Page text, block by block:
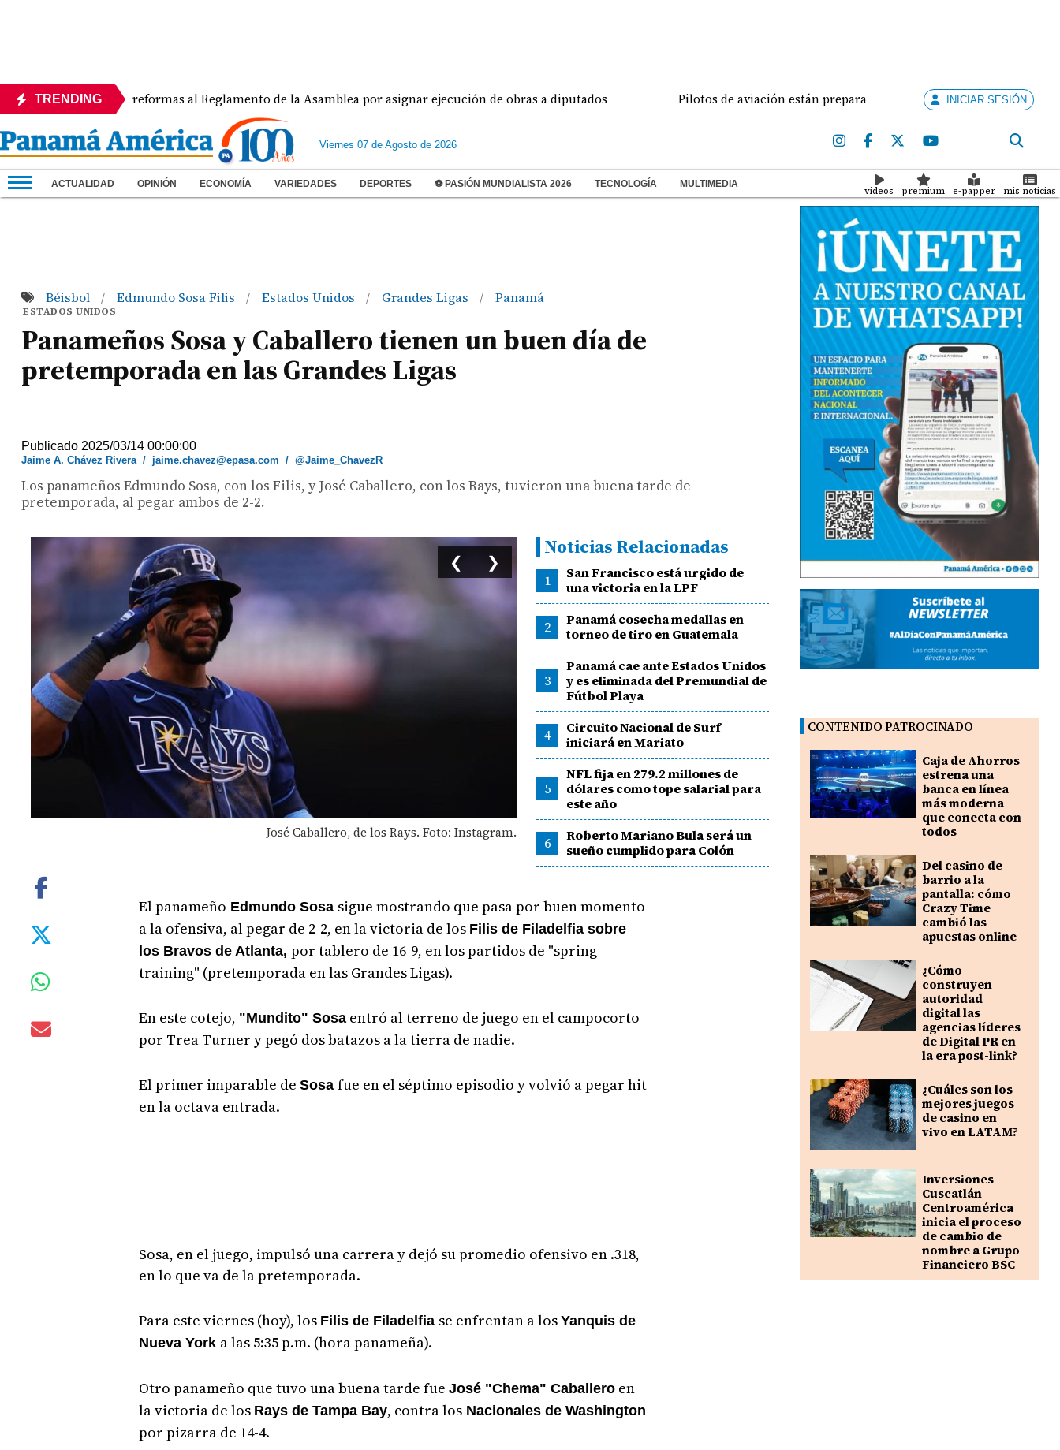
TRENDING
APEDE rechaza reformas al Reglamento de la Asamblea por asignar ejecución de obras a diputados Pilotos de aviación están preparados para ejercer la docenciaINICIAR SESIÓN
Viernes 07 de Agosto de 2026
ACTUALIDAD OPINIÓN ECONOMÍA VARIEDADES DEPORTES ⚽ PASIÓN MUNDIALISTA 2026 TECNOLOGÍA MULTIMEDIA
videos premium e-papper mis noticias
Béisbol / Edmundo Sosa Filis / Estados Unidos / Grandes Ligas / Panamá
ESTADOS UNIDOS
Panameños Sosa y Caballero tienen un buen día de
pretemporada en las Grandes Ligas
Publicado 2025/03/14 00:00:00
Jaime A. Chávez Rivera/ jaime.chavez@epasa.com /@Jaime_ChavezR
Los panameños Edmundo Sosa, con los Filis, y José Caballero, con los Rays, tuvieron una buena tarde de
pretemporada, al pegar ambos de 2-2.
José Caballero, de los Rays. Foto: Instagram.
❮ ❯
Noticias Relacionadas
1
San Francisco está urgido de
una victoria en la LPF
2
Panamá cosecha medallas en
torneo de tiro en Guatemala
3
Panamá cae ante Estados Unidos
y es eliminada del Premundial de
Fútbol Playa
4
Circuito Nacional de Surf
iniciará en Mariato
5
NFL fija en 279.2 millones de
dólares como tope salarial para
este año
6
Roberto Mariano Bula será un
sueño cumplido para Colón
El panameño Edmundo Sosa sigue mostrando que pasa por buen momento
a la ofensiva, al pegar de 2-2, en la victoria de los Filis de Filadelfia sobre
los Bravos de Atlanta, por tablero de 16-9, en los partidos de "spring
training" (pretemporada en las Grandes Ligas).
En este cotejo, "Mundito" Sosaentró al terreno de juego en el campocorto
por Trea Turner y pegó dos batazos a la tierra de nadie.
El primer imparable de Sosa fue en el séptimo episodio y volvió a pegar hit
en la octava entrada.
Sosa, en el juego, impulsó una carrera y dejó su promedio ofensivo en .318,
en lo que va de la pretemporada.
Para este viernes (hoy), los Filis de Filadelfia se enfrentan a los Yanquis de
Nueva York a las 5:35 p.m. (hora panameña).
Otro panameño que tuvo una buena tarde fue José "Chema" Caballeroen
la victoria de los Rays de Tampa Bay, contra losNacionales de Washington
por pizarra de 14-4.
CONTENIDO PATROCINADO
Caja de Ahorros
estrena una
banca en línea
más moderna
que conecta con
todos
Del casino de
barrio a la
pantalla: cómo
Crazy Time
cambió las
apuestas online
¿Cómo
construyen
autoridad
digital las
agencias líderes
de Digital PR en
la era post-link?
¿Cuáles son los
mejores juegos
de casino en
vivo en LATAM?
Inversiones
Cuscatlán
Centroamérica
inicia el proceso
de cambio de
nombre a Grupo
Financiero BSC